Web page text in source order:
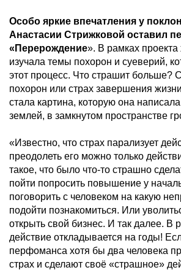
Особо яркие впечатления у
Анастасии Стрижковой оставил
«Перерождение». В рамках проекта
изучала темы похорон и суеверий,
этот процесс. Что страшит больше?
похорон или страх завершения
стала картина, которую она
землей, в замкнутом пространстве
«Известно, что страх парализует
преодолеть его можно только
такое, что было что-то страшно
пойти попросить повышение у
поговорить с человеком на какую
подойти познакомиться. Или
открыть свой бизнес. И так далее. В
действие откладывается на годы!
перфоманса хотя бы два человека
страх и сделают своё «страшное»